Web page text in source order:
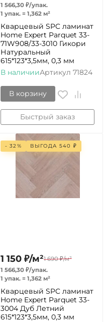
1 566,30 ₽/упак.
1 упак. = 1,362 м²
Кварцевый SPC ламинат
Home Expert Parquet 33-
71W908/33-3010 Гикори
Натуральный
615*123*3,5мм, 0,3 мм
В наличииАртикул 71824
В корзину
Быстрый заказ
- 32% ВЫГОДА 540 ₽
1 150 ₽/м²1 690 ₽/м²
1 566,30 ₽/упак.
1 упак. = 1,362 м²
Кварцевый SPC ламинат
Home Expert Parquet 33-
3004 Дуб Летний
615*123*3,5мм, 0,3 мм